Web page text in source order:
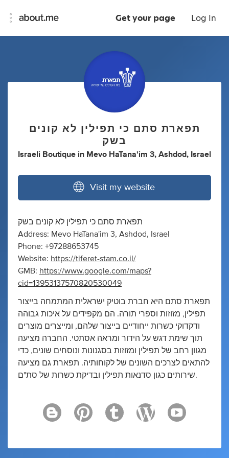
Get your page Log In
תפארת סתם כי תפילין לא קונים
בשק
Israeli Boutique in Mevo HaTana'im 3, Ashdod, Israel
Visit my website
תפארת סתם כי תפילין לא קונים בשק
Address: Mevo HaTana'im 3, Ashdod, Israel
Phone: +97288653745
Website: https://tiferet-stam.co.il/
GMB: https://www.google.com/maps?
cid=13953137570820530049
תפארת סתם היא חברת בוטיק ישראלית המתמחה בייצור
תפילין, מזוזות וספרי תורה. הם מקפידים על איכות גבוהה
ודקדוקי כשרות ייחודיים בייצור שלהם, ומייצרים מוצרים
תוך שימת דגש על הידור ומראה אסתטי. החברה מציעה
מגוון רחב של תפילין ומזוזות בסגנונות ונוסחים שונים, כדי
להתאים לצרכים השונים של לקוחותיה. תפארת גם מציעה
שירותים כגון סדנאות תפילין ובדיקת כשרות של סת"ם.